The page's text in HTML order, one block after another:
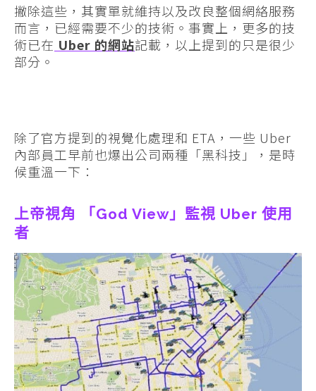
撇除這些，其實單就維持以及改良整個網絡服務
而言，已經需要不少的技術。事實上，更多的技
術已在 Uber 的網站記載，以上提到的只是很少
部分。
除了官方提到的視覺化處理和 ETA，一些 Uber
內部員工早前也爆出公司兩種「黑科技」，是時
候重溫一下：
上帝視角 「God View」監視 Uber 使用
者